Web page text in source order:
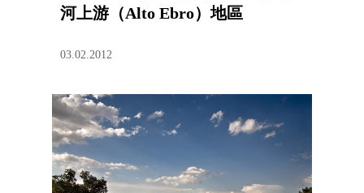
河上游（Alto Ebro）地區
03.02.2012